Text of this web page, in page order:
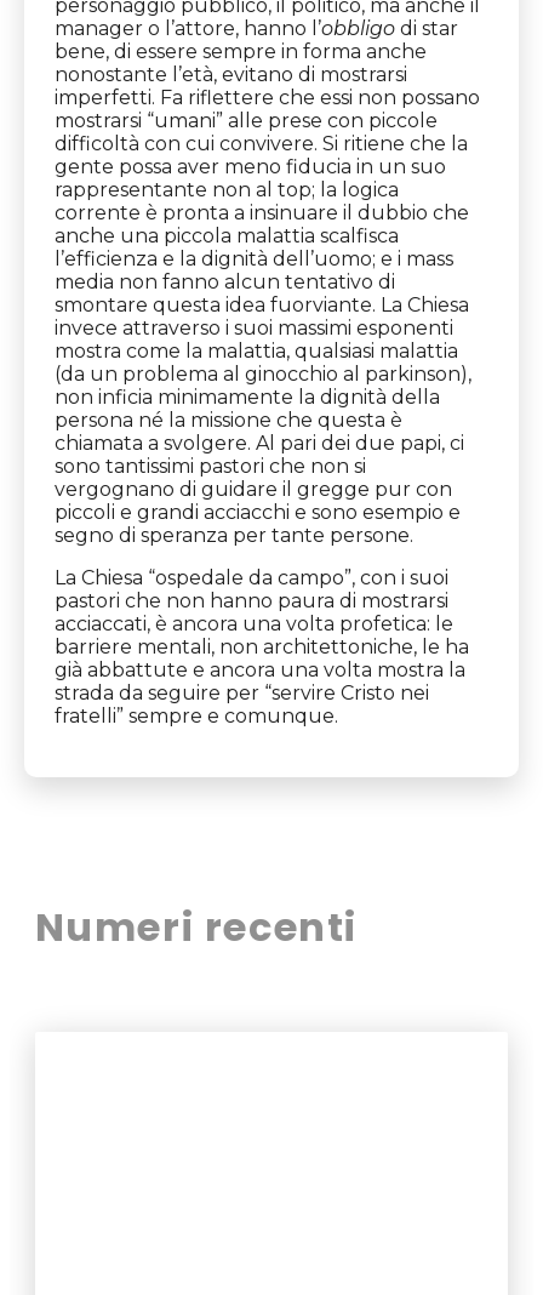
personaggio pubblico, il politico, ma anche il
manager o l’attore, hanno l’obbligodi star
bene, di essere sempre in forma anche
nonostante l’età, evitano di mostrarsi
imperfetti. Fa riflettere che essi non possano
mostrarsi “umani” alle prese con piccole
difficoltà con cui convivere. Si ritiene che la
gente possa aver meno fiducia in un suo
rappresentante non al top; la logica
corrente è pronta a insinuare il dubbio che
anche una piccola malattia scalfisca
l’efficienza e la dignità dell’uomo; e i mass
media non fanno alcun tentativo di
smontare questa idea fuorviante. La Chiesa
invece attraverso i suoi massimi esponenti
mostra come la malattia, qualsiasi malattia
(da un problema al ginocchio al parkinson),
non inficia minimamente la dignità della
persona né la missione che questa è
chiamata a svolgere. Al pari dei due papi, ci
sono tantissimi pastori che non si
vergognano di guidare il gregge pur con
piccoli e grandi acciacchi e sono esempio e
segno di speranza per tante persone.
La Chiesa “ospedale da campo”, con i suoi
pastori che non hanno paura di mostrarsi
acciaccati, è ancora una volta profetica: le
barriere mentali, non architettoniche, le ha
già abbattute e ancora una volta mostra la
strada da seguire per “servire Cristo nei
fratelli” sempre e comunque.
Numeri recenti